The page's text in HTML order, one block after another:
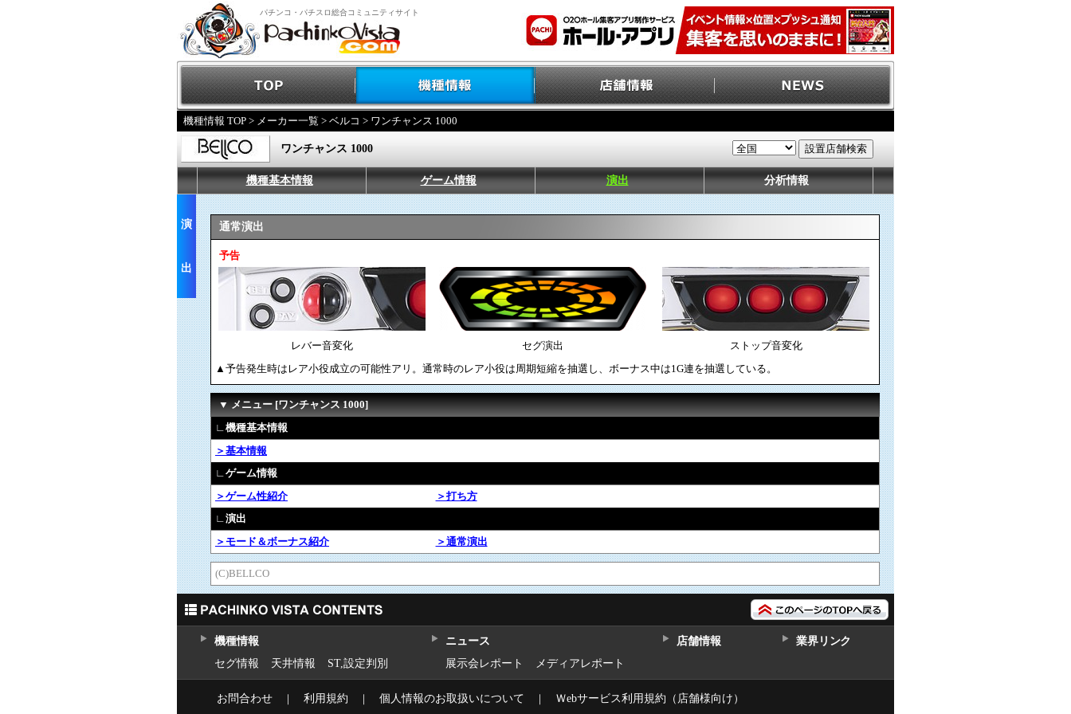
パチンコ・パチスロ総合コミュニティサイト
機種情報 TOP > メーカー一覧 > ベルコ > ワンチャンス 1000
ワンチャンス 1000
機種基本情報 ゲーム情報 演出 分析情報
演
出
通常演出
予告
レバー音変化 セグ演出
ストップ音変化
▲予告発生時はレア小役成立の可能性アリ。通常時のレア小役は周期短縮を抽選し、ボーナス中は1G連を抽選している。
▼ メニュー [ワンチャンス 1000]
∟機種基本情報
＞基本情報
∟ゲーム情報
＞ゲーム性紹介
＞打ち方
∟演出
＞モード＆ボーナス紹介
＞通常演出
(C)BELLCO
機種情報
セグ情報
天井情報 ST,設定判別
ニュース
展示会レポート
メディアレポート
店舗情報 業界リンク
お問合わせ ｜ 利用規約 ｜ 個人情報のお取扱いについて ｜ Ｗebサービス利用規約（店舗様向け）